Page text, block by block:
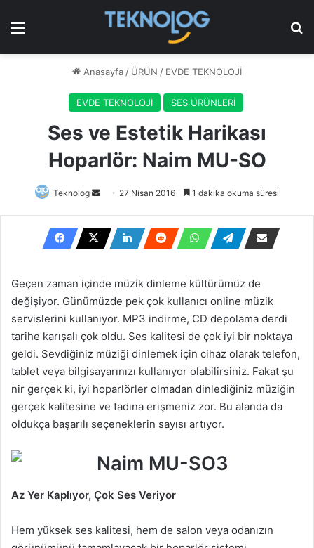
Menü
Anasayfa / ÜRÜN / EVDE TEKNOLOJİ
EVDE TEKNOLOJİ SES ÜRÜNLERİ
Ses ve Estetik Harikası
Hoparlör: Naim MU-SO
Teknolog
Bir
posta
göndermek
27 Nisan 2016 1 dakika okuma süresi
Geçen zaman içinde müzik dinleme kültürümüz de
değişiyor. Günümüzde pek çok kullanıcı online müzik
servislerini kullanıyor. MP3 indirme, CD depolama derdi
tarihe karışalı çok oldu. Ses kalitesi de çok iyi bir noktaya
geldi. Sevdiğiniz müziği dinlemek için cihaz olarak telefon,
tablet veya bilgisayarınızı kullanıyor olabilirsiniz. Fakat şu
nir gerçek ki, iyi hoparlörler olmadan dinlediğiniz müziğin
gerçek kalitesine ve tadına erişmeniz zor. Bu alanda da
oldukça başarılı seçeneklerin sayısı artıyor.
Az Yer Kaplıyor, Çok Ses Veriyor
Hem yüksek ses kalitesi, hem de salon veya odanızın